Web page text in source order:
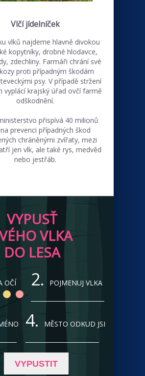
Vlčí jídelníček
vlků najdeme hlavně divokou
kopytníky, drobné hlodavce,
zdechliny. Farmáři chrání své
proti případným škodám
psy. V případě stržení
vyplácí krajský úřad ovčí farmě
odškodnění.
přispívá 40 milionů
prevenci případných škod
chráněnými zvířaty, mezi
jen vlk, ale také rys, medvěd
nebo jestřáb.
VYPUSŤ
VLKA
DO LESA
OČÍ 2. POJMENUJ VLKA
4. MĚSTO ODKUD JSI